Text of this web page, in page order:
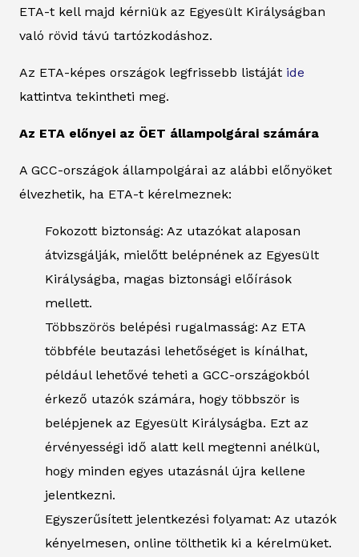
ETA-t kell majd kérniük az Egyesült Királyságban
való rövid távú tartózkodáshoz.
Az ETA-képes országok legfrissebb listáját ide
kattintva tekintheti meg.
Az ETA előnyei az ÖET állampolgárai számára
A GCC-országok állampolgárai az alábbi előnyöket
élvezhetik, ha ETA-t kérelmeznek:
Fokozott biztonság: Az utazókat alaposan
átvizsgálják, mielőtt belépnének az Egyesült
Királyságba, magas biztonsági előírások
mellett.
Többszörös belépési rugalmasság: Az ETA
többféle beutazási lehetőséget is kínálhat,
például lehetővé teheti a GCC-országokból
érkező utazók számára, hogy többször is
belépjenek az Egyesült Királyságba. Ezt az
érvényességi idő alatt kell megtenni anélkül,
hogy minden egyes utazásnál újra kellene
jelentkezni.
Egyszerűsített jelentkezési folyamat: Az utazók
kényelmesen, online tölthetik ki a kérelmüket.